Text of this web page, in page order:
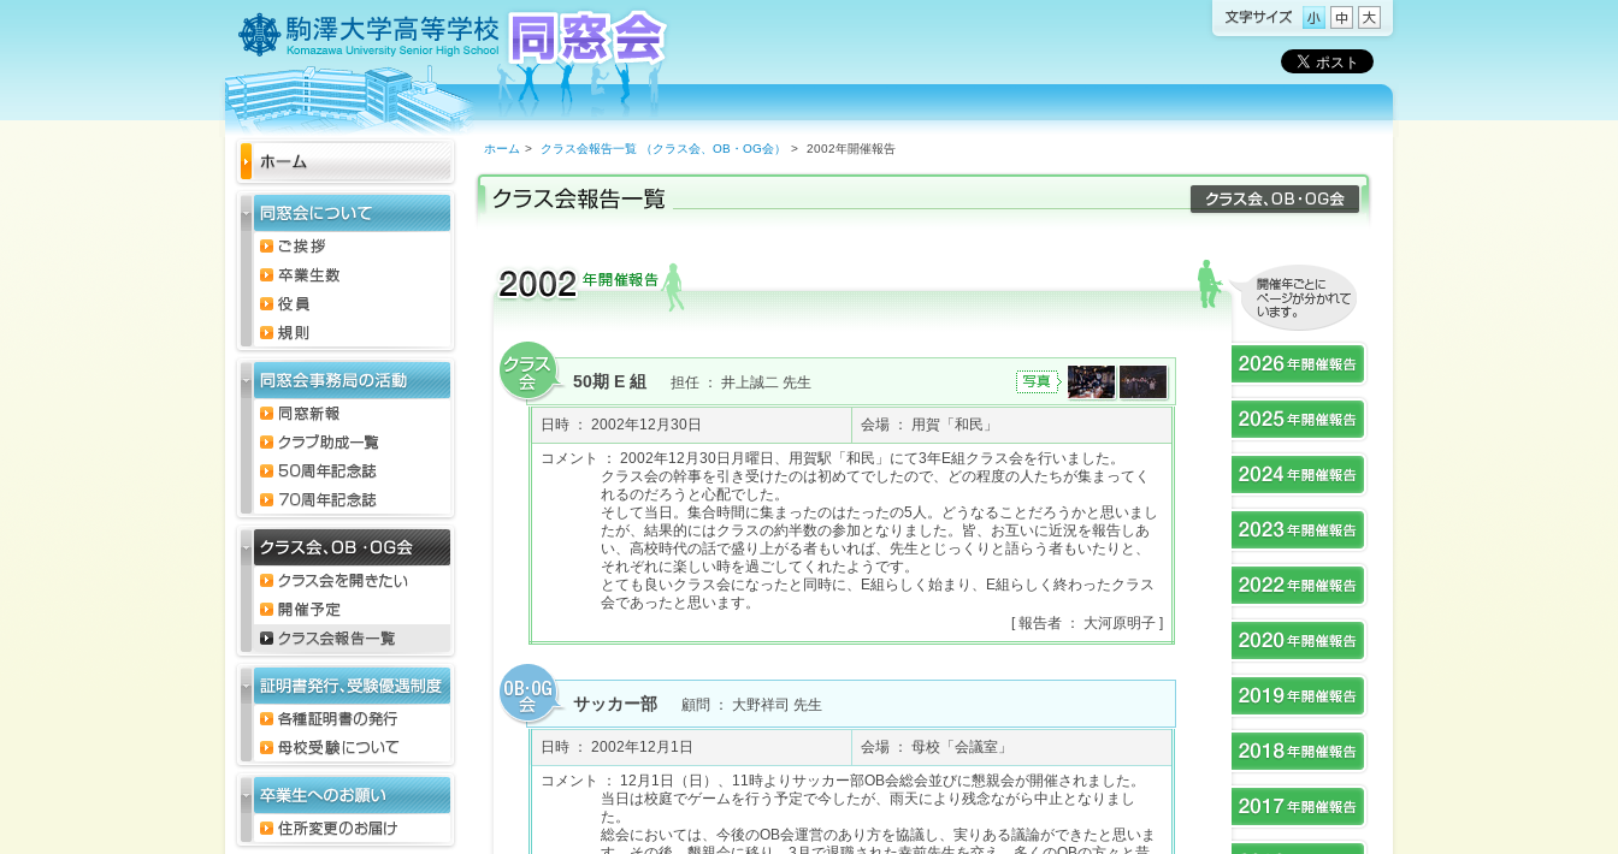
ホーム > クラス会報告一覧 （クラス会、OB・OG会） > 2002年開催報告
50期 E 組 担任 ： 井上誠二 先生
日時 ： 2002年12月30日
会場 ： 用賀「和民」
コメント ： 2002年12月30日月曜日、用賀駅「和民」にて3年E組クラス会を行いました。
クラス会の幹事を引き受けたのは初めてでしたので、どの程度の人たちが集まってく
れるのだろうと心配でした。
そして当日。集合時間に集まったのはたったの5人。どうなることだろうかと思いまし
たが、結果的にはクラスの約半数の参加となりました。皆、お互いに近況を報告しあ
い、高校時代の話で盛り上がる者もいれば、先生とじっくりと語らう者もいたりと、
それぞれに楽しい時を過ごしてくれたようです。
とても良いクラス会になったと同時に、E組らしく始まり、E組らしく終わったクラス
会であったと思います。
[ 報告者 ： 大河原明子 ]
サッカー部 顧問 ： 大野祥司 先生
日時 ： 2002年12月1日
会場 ： 母校「会議室」
コメント ： 12月1日（日）、11時よりサッカー部OB会総会並びに懇親会が開催されました。
当日は校庭でゲームを行う予定で今したが、雨天により残念ながら中止となりまし
た。
総会においては、今後のOB会運営のあり方を協議し、実りある議論ができたと思いま